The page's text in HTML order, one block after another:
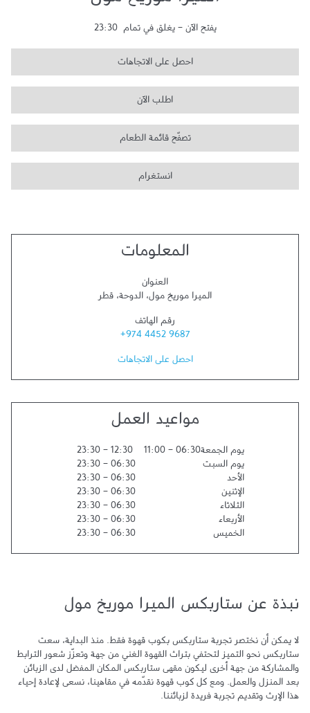
يفتح الآن - يغلق في تمام 23:30
احصل على الاتجاهات
اطلب الآن
تصفّح قائمة الطعام
انستغرام
المعلومات
العنوان
الميرا موريخ مول، الدوحة، قطر
رقم الهاتف
+974 4452 9687
احصل على الاتجاهات
مواعيد العمل
يوم الجمعة06:30
-
11:00
12:30
-
23:30
يوم السبت
06:30
-
23:30
الأحد
06:30
-
23:30
الإثنين
06:30
-
23:30
الثلاثاء
06:30
-
23:30
الأربعاء
06:30
-
23:30
الخميس
06:30
-
23:30
نبذة عن ستاربكس الميرا موريخ مول